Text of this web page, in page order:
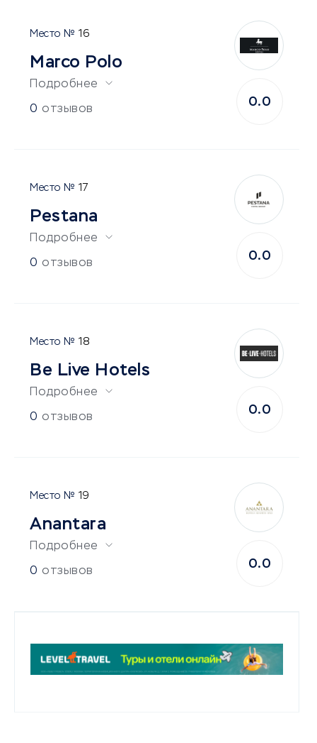
16
Marco Polo
Подробнее
0 отзывов
0.0
17
Pestana
Подробнее
0 отзывов
0.0
18
Be Live Hotels
Подробнее
0 отзывов
0.0
19
Anantara
Подробнее
0 отзывов
0.0